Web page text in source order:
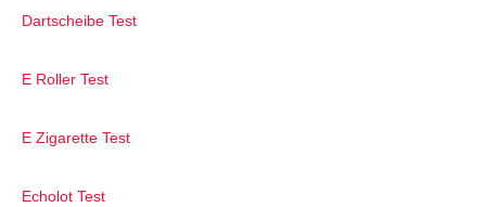
Dartscheibe Test
E Roller Test
E Zigarette Test
Echolot Test